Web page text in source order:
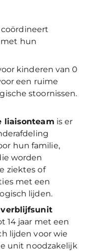
met hun
kinderen van 0
een ruime
stoornissen.
liaisonteam is er
hun familie,
worden
ziektes of
met een
lijden.
verblijfsunit
14 jaar met een
lijden voor wie
unit noodzakelijk